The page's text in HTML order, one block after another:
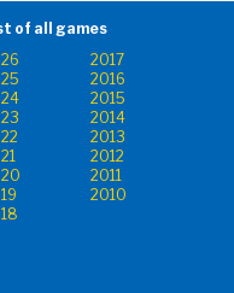
of all games
2017
2016
2015
2014
2013
2012
2011
2010